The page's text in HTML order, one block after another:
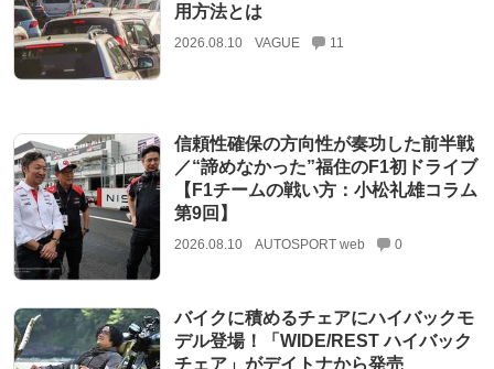
用方法とは
2026.08.10 VAGUE 11
信頼性確保の方向性が奏功した前半戦
／“諦めなかった”福住のF1初ドライブ
【F1チームの戦い方：小松礼雄コラム
第9回】
2026.08.10 AUTOSPORT web 0
バイクに積めるチェアにハイバックモ
デル登場！「WIDE/REST ハイバック
チェア」がデイトナから発売